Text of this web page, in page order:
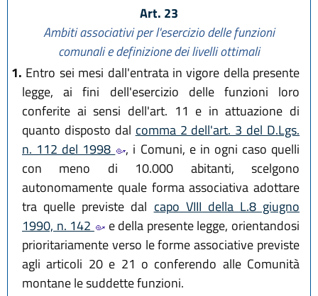
Art. 23
Ambiti associativi per l'esercizio delle funzioni
comunali e definizione dei livelli ottimali
1. Entro sei mesi dall'entrata in vigore della presente
legge, ai fini dell'esercizio delle funzioni loro
conferite ai sensi dell'art. 11 e in attuazione di
quanto disposto dal comma 2 dell'art. 3 del D.Lgs.
n. 112 del 1998
, i Comuni, e in ogni caso quelli
con meno di 10.000 abitanti, scelgono
autonomamente quale forma associativa adottare
tra quelle previste dal capo VIII della L.8 giugno
1990, n. 142
e della presente legge, orientandosi
prioritariamente verso le forme associative previste
agli articoli 20 e 21 o conferendo alle Comunità
montane le suddette funzioni.